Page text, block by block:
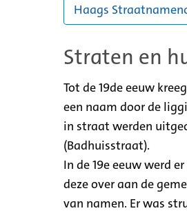
Haags
Straten en
Tot de 19de eeuw
een naam door de
in straat werden
(Badhuisstraat).
In de 19e eeuw werd
deze over aan de
van namen. Er was